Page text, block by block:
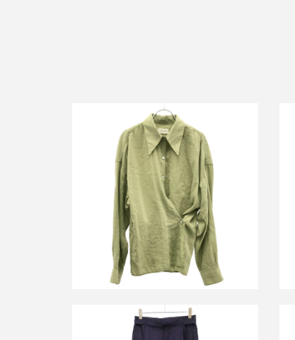
ルメール 21SS ドライシルクツイスト
シャツ
買取金額9,600円
詳しく見る